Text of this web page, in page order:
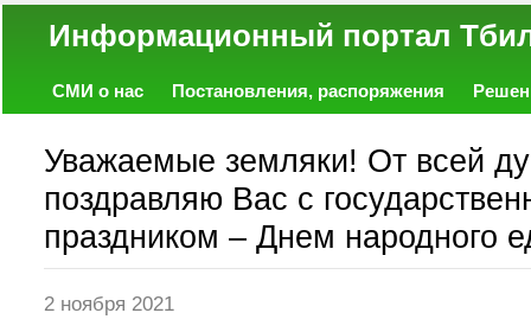
Информационный
СМИ о нас Постановления, распоряжения
Уважаемые земляки! От всей
поздравляю Вас с
праздником – Днем народного
2 ноября 2021